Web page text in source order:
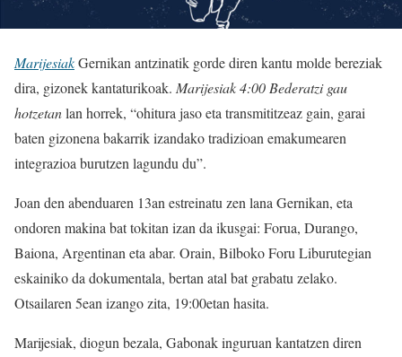
MarijesiakGernikan antzinatik gorde diren kantu molde bereziak
dira, gizonek kantaturikoak. Marijesiak 4:00 Bederatzi gau
hotzetanlan horrek, “ohitura jaso eta transmititzeaz gain, garai
baten gizonena bakarrik izandako tradizioan emakumearen
integrazioa burutzen lagundu du”.
Joan den abenduaren 13an estreinatu zen lana Gernikan, eta
ondoren makina bat tokitan izan da ikusgai: Forua, Durango,
Baiona, Argentinan eta abar. Orain, Bilboko Foru Liburutegian
eskainiko da dokumentala, bertan atal bat grabatu zelako.
Otsailaren 5ean izango zita, 19:00etan hasita.
Marijesiak, diogun bezala, Gabonak inguruan kantatzen diren